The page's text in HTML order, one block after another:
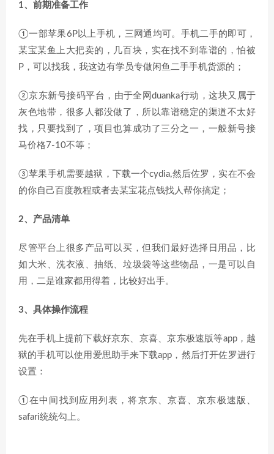
1、前期准备工作
①一部苹果6P以上手机，三网通均可。手机二手的即可，
某宝某鱼上大把卖的，几百块，实在找不到靠谱的，怕被
P，可以找我，我这边有学员专做闲鱼二手手机货源的；
②京东新号接码平台，由于全网duanka行动，这块又属于
灰色地带，很多人都没做了，所以靠谱稳定的渠道不太好
找，只要找到了，项目也算成功了三分之一，一般新号接
马价格7-10不等；
③苹果手机需要越狱，下载一个cydia,然后佐罗，实在不会
的你自己百度教程或者去某宝花点钱找人帮你搞定；
2、产品清单
尽管平台上很多产品可以买，但我们最好选择日用品，比
如大米、洗衣液、抽纸、垃圾袋等这些物品，一是可以自
用，二是谁家都用得着，比较好出手。
3、具体操作流程
先在手机上提前下载好京东、京喜、京东极速版等app，越
狱的手机可以使用爱思助手来下载app，然后打开佐罗进行
设置：
①在中间找到应用列表，将京东、京喜、京东极速版、
safari统统勾上。